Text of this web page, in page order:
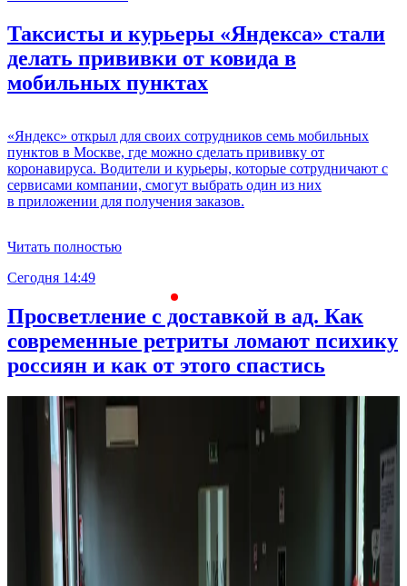
Таксисты и курьеры «Яндекса» стали
делать прививки от ковида в
мобильных пунктах
«Яндекс» открыл для своих сотрудников семь мобильных
пунктов в Москве, где можно сделать прививку от
коронавируса. Водители и курьеры, которые сотрудничают с
сервисами компании, смогут выбрать один из них
в приложении для получения заказов.
Читать полностью
Сегодня 14:49
Просветление с доставкой в ад. Как
современные ретриты ломают психику
россиян и как от этого спастись